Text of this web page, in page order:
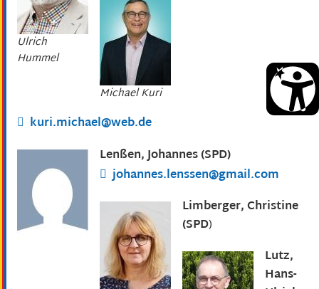
Ulrich
Hummel
Michael Kuri
kuri.michael@web.de
Lenßen, Johannes (SPD)
johannes.lenssen@gmail.com
Limberger, Christine
(SPD)
Lutz,
Hans-